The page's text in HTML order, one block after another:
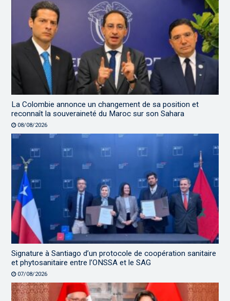
La Colombie annonce un changement de sa position et
reconnaît la souveraineté du Maroc sur son Sahara
08/08/2026
Signature à Santiago d’un protocole de coopération sanitaire
et phytosanitaire entre l’ONSSA et le SAG
07/08/2026